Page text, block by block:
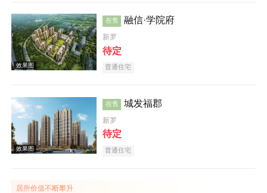
效果图
在售 融信·学院府
新罗
待定
普通住宅
在售 城发福郡
新罗
待定
普通住宅
居所价值不断攀升